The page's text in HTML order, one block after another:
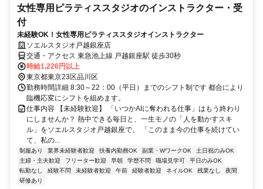
女性専用ピラティススタジオのインストラクター・受
付
未経験OK！女性専用ピラティススタジオインストラクター
ソエルスタジオ戸越銀座店
交通・アクセス 東急池上線 戸越銀座駅 徒歩30秒
時給1,226円以上
東京都東京23区品川区
勤務時間詳細 8:30～22：00（平日）までのシフト制です 都合により
臨機応変にシフトを組めます。
仕事内容 【未経験歓迎】 「いつかAIに奪われる仕事」はもう終わり
にしませんか？ 熱中できる毎日と、一生モノの「人を動かすスキ
ル」をソエルスタジオ戸越銀座で。 「このまま今の仕事を続けてい
て、私の...
制服あり 業界未経験者歓迎 扶養内勤務OK 副業・WワークOK
土日祝のみOK
主婦・主夫歓迎
フリーター歓迎 早朝 学歴不問 職場見学可
平日のみOK
転勤なし
経験不問 未経験者歓迎 午前 経験者歓迎 ネイルOK 残業なし
夜間
研修あり